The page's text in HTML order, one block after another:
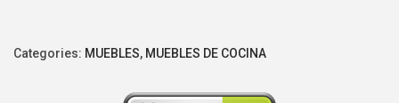
Categories: MUEBLES, MUEBLES DE COCINA